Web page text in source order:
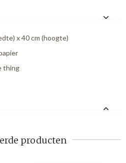
x 40 cm (hoogte)
thing
producten